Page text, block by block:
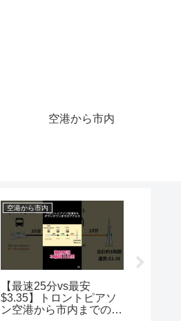
空港から市内
クレジットカード
【公開】主婦のクレジッ
トカード全部見せます！